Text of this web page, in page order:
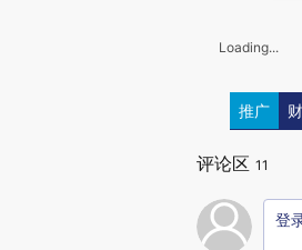
Loading...
推广
评论区 11
登